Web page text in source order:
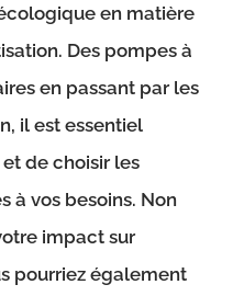
en matière
Des pompes à
en passant par les
il est essentiel
de choisir les
à vos besoins. Non
impact sur
pourriez également